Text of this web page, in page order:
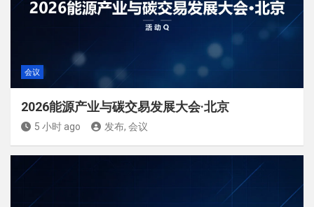
会议
2026能源产业与碳交易发展大会·北京
5 小时 ago 发布, 会议